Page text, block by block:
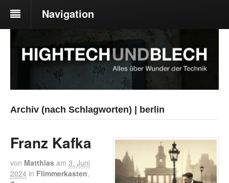
Navigation
Archiv (nach Schlagworten) | berlin
Franz Kafka
von Matthias am 3. Juni
2024 in Flimmerkasten,